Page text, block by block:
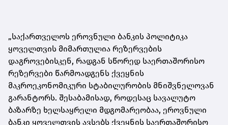
„საქართველოს ეროვნული ბანკის პოლიტიკა
ყოველთვის მიმართულია რეზერვების
დაგროვებისკენ, რადგან სწორედ საერთაშორისო
რეზერვები წარმოადგენს ქვეყნის
მაკროეკონომიკური სტაბილურობის მნიშვნელოვან
გარანტორს. შესაბამისად, როდესაც სავალუტო
ბაზარზე ხელსაყრელი მდგომარეობაა, ეროვნული
ბანკი ყოველთვის ავსებს ქვეყნის საერთაშორისო